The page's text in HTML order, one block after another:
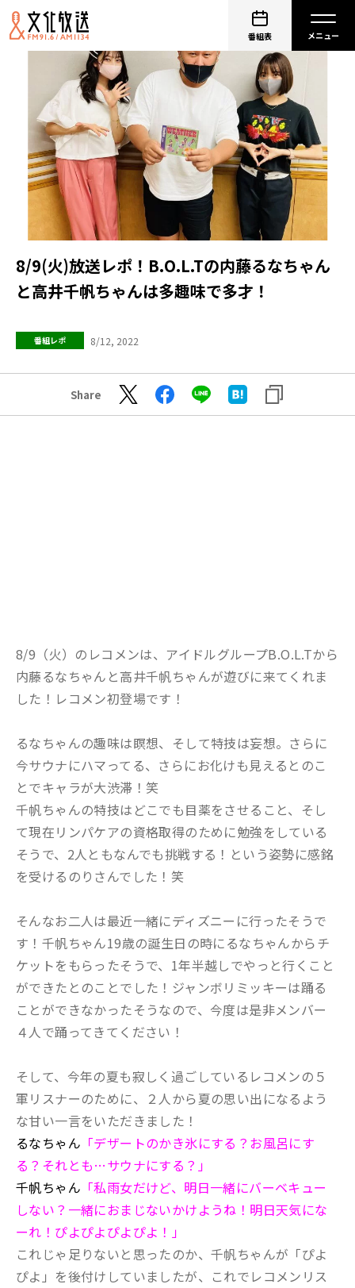
番組表
8/9(火)放送レポ！B.O.L.Tの内藤るなちゃん
と高井千帆ちゃんは多趣味で多才！
番組レポ 8/12, 2022
Share
8/9（火）のレコメンは、アイドルグループB.O.L.Tから
内藤るなちゃんと高井千帆ちゃんが遊びに来てくれま
した！レコメン初登場です！
るなちゃんの趣味は瞑想、そして特技は妄想。さらに
今サウナにハマってる、さらにお化けも見えるとのこ
とでキャラが大渋滞！笑
千帆ちゃんの特技はどこでも目薬をさせること、そし
て現在リンパケアの資格取得のために勉強をしている
そうで、2人ともなんでも挑戦する！という姿勢に感銘
を受けるのりさんでした！笑
そんなお二人は最近一緒にディズニーに行ったそうで
す！千帆ちゃん19歳の誕生日の時にるなちゃんからチ
ケットをもらったそうで、1年半越しでやっと行くこと
ができたとのことでした！ジャンボリミッキーは踊る
ことができなかったそうなので、今度は是非メンバー
４人で踊ってきてください！
そして、今年の夏も寂しく過ごしているレコメンの５
軍リスナーのために、２人から夏の思い出になるよう
な甘い一言をいただきました！
るなちゃん 「デザートのかき氷にする？お風呂にす
る？それとも…サウナにする？」
千帆ちゃん 「私雨女だけど、明日一緒にバーベキュー
しない？一緒におまじないかけようね！明日天気にな
ーれ！ぴよぴよぴよぴよ！」
これじゃ足りないと思ったのか、千帆ちゃんが「ぴよ
ぴよ」を後付けしていましたが、これでレコメンリス